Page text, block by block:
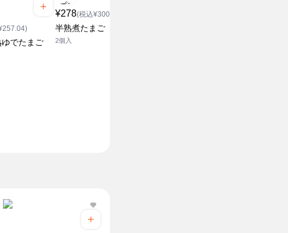
でたまご
¥278(税込¥300.24)
半熟煮たまご
2個入